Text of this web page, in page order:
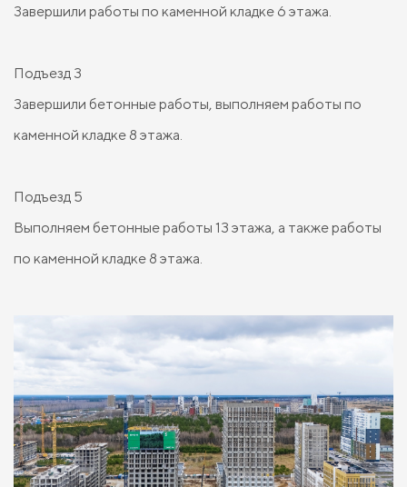
Завершили работы по каменной кладке 6 этажа.
Подъезд 3
Завершили бетонные работы, выполняем работы по
каменной кладке 8 этажа.
Подъезд 5
Выполняем бетонные работы 13 этажа, а также работы
по каменной кладке 8 этажа.